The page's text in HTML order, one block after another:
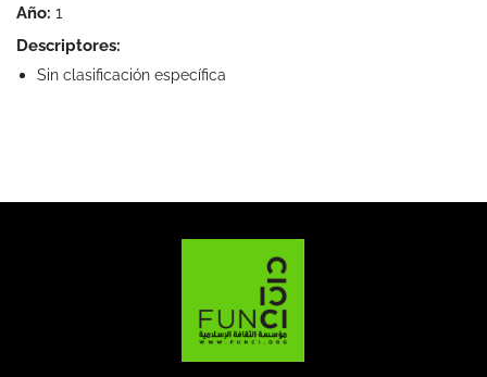
Año: 1
Descriptores:
Sin clasificación específica